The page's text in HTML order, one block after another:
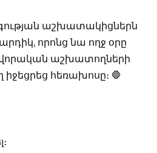
աշխատակիցներն
որոնց նա ողջ օրը
աշխատողների
հեռախոսը։ 🛑